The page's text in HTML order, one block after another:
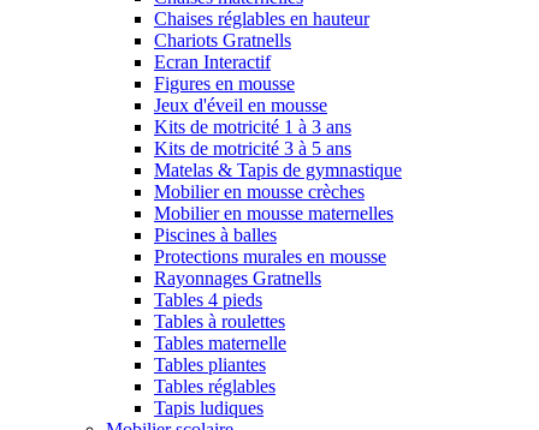
Chaises réglables en hauteur
Chariots Gratnells
Ecran Interactif
Figures en mousse
Jeux d'éveil en mousse
Kits de motricité 1 à 3 ans
Kits de motricité 3 à 5 ans
Matelas & Tapis de gymnastique
Mobilier en mousse crèches
Mobilier en mousse maternelles
Piscines à balles
Protections murales en mousse
Rayonnages Gratnells
Tables 4 pieds
Tables à roulettes
Tables maternelle
Tables pliantes
Tables réglables
Tapis ludiques